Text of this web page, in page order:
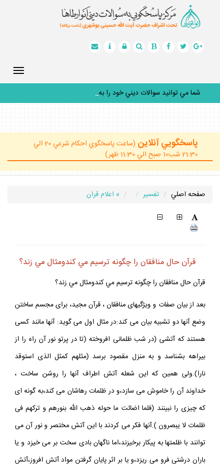
شما مي توانيد سوالات ديني خود را به س
پاسخگويي آنلاين
(ساعت پاسخگوي احكام شرعي 20 الي
21:30 شب10 صبح الي 11:30 ظهر)
صفحه اصلي تفسير » اعلام قران
قرآن حال منافقان را چگونه ترسيم مي كندومثال مي زند؟
قرآن حال منافقان را چگونه ترسيم مي كندومثال مي زند؟
بعد از بيان صفات و ويژگيهاى منافقان ، قرآن مجيد، براى مجسم ساختن
وضع آنها دو تشبيه بيان مى كند:در مثال اول مى گويد: آنها مانند كسى
هستند كه آتشى (در شب ظلمانى افروخته (تا در پرتو نور آن راه را از
بيراهه بشناسد و به منزل مقصود برسد (مثلهم كمثل الذى استوقد
نارا).ولى همين كه اين شعله آتش اطراف آنها را روشن ساخت ،
خداوند آن را خاموش مى سازد،و در ظلمات رهاشان مى كند،به گونه اى
كه چيزى را نبينند (فلما اضائت ما حوله ذهب الله بنورهم و تركهم فى
ظلمات لا يبصرون ).آنها فكر مى كردند با اين آتش مختصر و نور آن مى
توانند با ظلمتها به پيكار برخيزند،اما ناگهان بادى سخت بر مى خيزد و يا
باران درشتى فرو مى ريزد،و يا بر اثر پايان گرفتن مواد آتش افروز،آتش